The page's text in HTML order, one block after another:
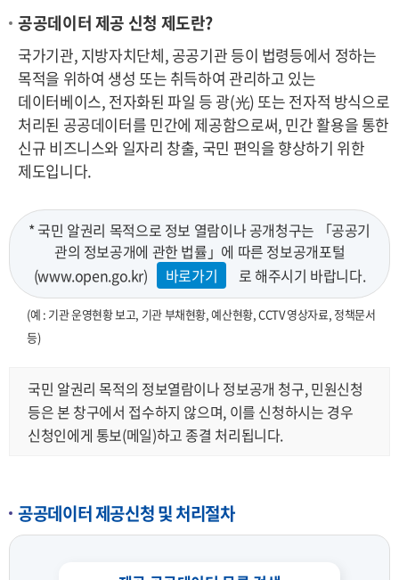
공공데이터 제공 신청 제도란?
국가기관, 지방자치단체, 공공기관 등이 법령등에서 정하는
목적을 위하여 생성 또는 취득하여 관리하고 있는
데이터베이스, 전자화된 파일 등 광(光) 또는 전자적 방식으로
처리된 공공데이터를 민간에 제공함으로써, 민간 활용을 통한
신규 비즈니스와 일자리 창출, 국민 편익을 향상하기 위한
제도입니다.
* 국민 알권리 목적으로 정보 열람이나 공개청구는 「공공기
관의 정보공개에 관한 법률」에 따른 정보공개포털
(www.open.go.kr)
바로가기 로 해주시기 바랍니다.
(예 : 기관 운영현황 보고, 기관 부채현황, 예산현황, CCTV 영상자료, 정책문서
등)
국민 알권리 목적의 정보열람이나 정보공개 청구, 민원신청
등은 본 창구에서 접수하지 않으며, 이를 신청하시는 경우
신청인에게 통보(메일)하고 종결 처리됩니다.
공공데이터 제공신청 및 처리절차